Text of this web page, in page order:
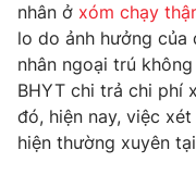
Góc doanh nghiệp
Truyền hình
Phim VTV
Hậu trường
Nhân vật
Giải trí
Điện ảnh
Đời sống
nhân ở xóm chạy
lo do ảnh hưởng của
nhân ngoại trú
BHYT chi trả chi phí
đó, hiện nay, việc
hiện thường xuyên